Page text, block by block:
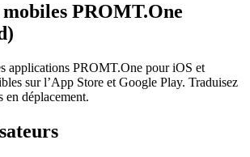
PROMT.One
applications PROMT.One pour iOS et
sur l’App Store et Google Play. Traduisez
en déplacement.